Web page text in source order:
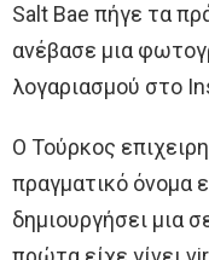
Salt Bae πήγε τα
ανέβασε μια
λογαριασμού στο
Ο Τούρκος
πραγματικό όνομα
δημιουργήσει μια